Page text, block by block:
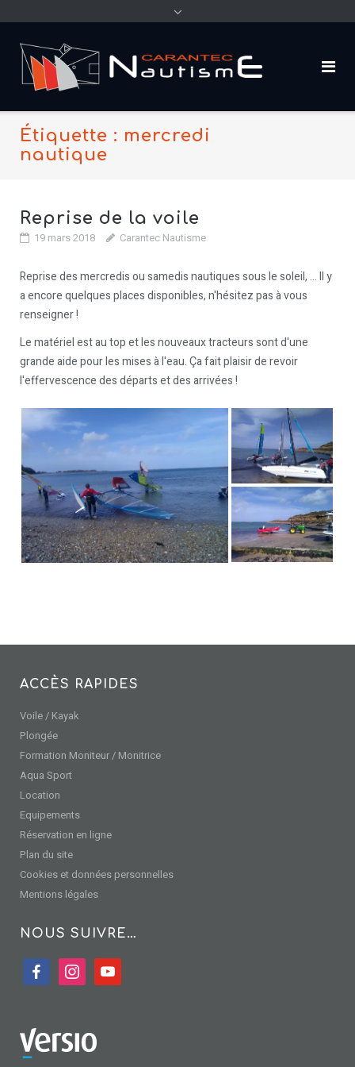
Étiquette : mercredi
nautique
Reprise de la voile
19 mars 2018 Carantec Nautisme
Reprise des mercredis ou samedis nautiques sous le soleil, ... Il y
a encore quelques places disponibles, n'hésitez pas à vous
renseigner !
Le matériel est au top et les nouveaux tracteurs sont d'une
grande aide pour les mises à l'eau. Ça fait plaisir de revoir
l'effervescence des départs et des arrivées !
ACCÈS RAPIDES
Voile / Kayak
Plongée
Formation Moniteur / Monitrice
Aqua Sport
Location
Equipements
Réservation en ligne
Plan du site
Cookies et données personnelles
Mentions légales
NOUS SUIVRE…
facebookinstagramyoutube